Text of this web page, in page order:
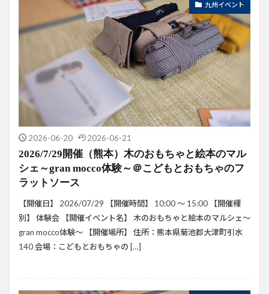
九州イベント
2026-06-20 2026-06-21
2026/7/29開催（熊本）木のおもちゃと絵本のマル
シェ～gran mocco体験～＠こどもとおもちゃのフ
ラットソース
【開催日】 2026/07/29 【開催時間】 10:00 ～ 15:00 【開催種
別】 体験会 【開催イベント名】 木のおもちゃと絵本のマルシェ～
gran mocco体験～ 【開催場所】 住所：熊本県菊池郡大津町引水
140 会場：こどもとおもちゃの […]